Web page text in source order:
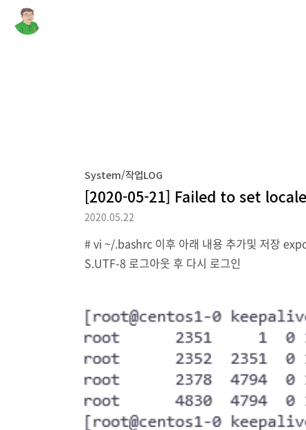
System/작업LOG
[2020-05-21] Failed to set
2020.05.22
# vi ~/.bashrc 이후 아래 내용 추가및 저장
S.UTF-8 로그아웃 후 다시 로그인